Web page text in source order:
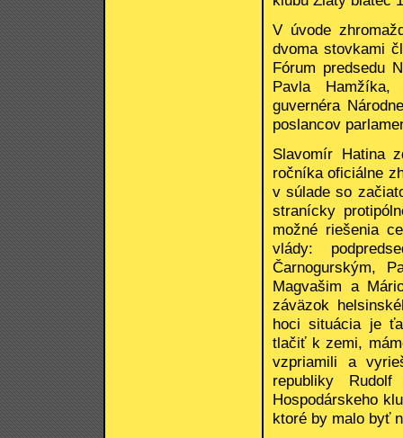
V úvode
dvoma stovkami
Fórum predsedu
Pavla Hamžíka,
guvernéra
poslancov
Slavomír Hatina
ročníka oficiálne
v súlade so
stranícky
možné riešenia
vlády:
Čarnogurským,
Magvašim a
záväzok
hoci situácia je
tlačiť k zemi,
vzpriamili a
republiky
Hospodárskeho
ktoré by malo byť